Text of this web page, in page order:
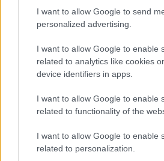
I want to allow Google to send
personalized advertising.
I want to allow Google to enable
related to analytics like cookies
device identifiers in apps.
I want to allow Google to enable
related to functionality of the
I want to allow Google to enable
related to personalization.
és Zorán első randija